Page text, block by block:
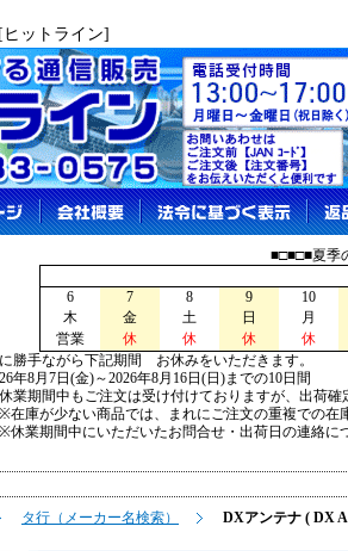
ットライン]
■□■□■夏季
6 7 8 9
10
木
金 土 日
月
営業
休 休 休
休
勝手ながら下記期間 お休みをいただきます。
年8月7日(金)～2026年8月16日(日)までの10日間
休業期間中もご注文は受け付けておりますが、出荷
庫が少ない商品では、まれにご注文の重複での在
業期間中にいただいたお問合せ・出荷日の連絡に
タ行（メーカー名検索） DXアンテナ ( DX